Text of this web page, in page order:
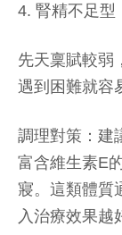
4. 腎精不足型
先天稟賦較弱
遇到困難就容
調理對策：建
富含維生素E
寢。這類體質
入治療效果越